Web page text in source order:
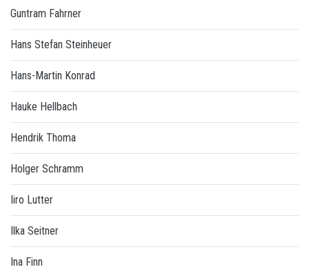
Guntram Fahrner
Hans Stefan Steinheuer
Hans-Martin Konrad
Hauke Hellbach
Hendrik Thoma
Holger Schramm
Iiro Lutter
Ilka Seitner
Ina Finn